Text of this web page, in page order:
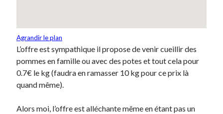
Photos
Post inutile
Proust
Sons
Sorties cuculturelles
Tavukoi
Agrandir le plan
L’offre est sympathique il propose de venir cueillir des
pommes en famille ou avec des potes et tout cela pour
0.7€ le kg (faudra en ramasser 10 kg pour ce prix là
quand même).
Alors moi, l’offre est alléchante même en étant pas un